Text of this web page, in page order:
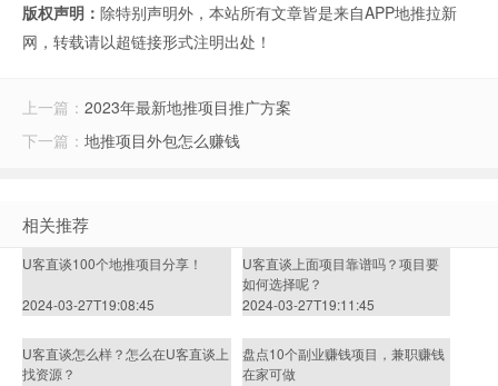
版权声明： 除特别声明外，本站所有文章皆是来自APP地推拉新
网，转载请以超链接形式注明出处！
上一篇： 2023年最新地推项目推广方案
下一篇： 地推项目外包怎么赚钱
相关推荐
U客直谈100个地推项目分享！
2024-03-27T19:08:45
U客直谈上面项目靠谱吗？项目要
如何选择呢？
2024-03-27T19:11:45
U客直谈怎么样？怎么在U客直谈上
找资源？
盘点10个副业赚钱项目，兼职赚钱
在家可做